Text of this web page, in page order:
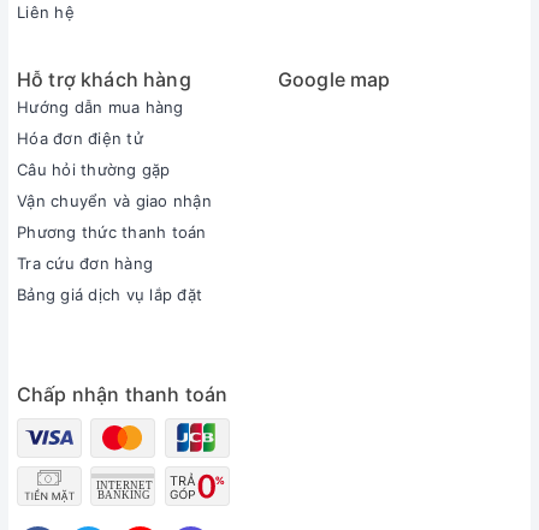
Liên hệ
Hỗ trợ khách hàng
Hướng dẫn mua hàng
Hóa đơn điện tử
Câu hỏi thường gặp
Vận chuyển và giao nhận
Phương thức thanh toán
Tra cứu đơn hàng
Bảng giá dịch vụ lắp đặt
Google map
Chấp nhận thanh toán